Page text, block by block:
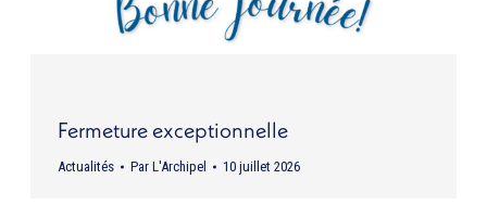
Fermeture exceptionnelle
Actualités Par L'Archipel 10 juillet 2026